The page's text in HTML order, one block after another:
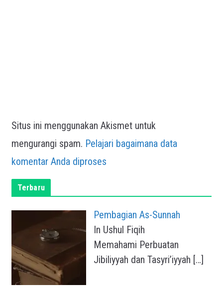
Situs ini menggunakan Akismet untuk
mengurangi spam. Pelajari bagaimana data
komentar Anda diproses
Terbaru
Pembagian As-Sunnah
In Ushul Fiqih
Memahami Perbuatan
Jibiliyyah dan Tasyri’iyyah […]